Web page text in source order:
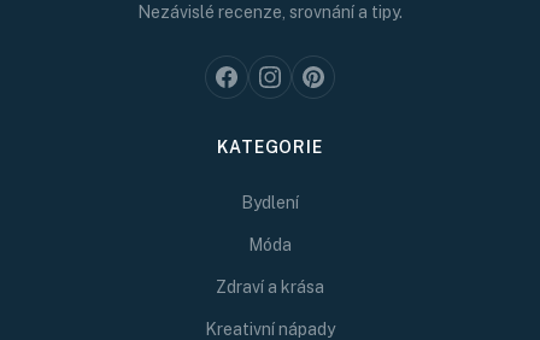
Nezávislé recenze, srovnání a tipy.
KATEGORIE
Bydlení
Móda
Zdraví a krása
Kreativní nápady